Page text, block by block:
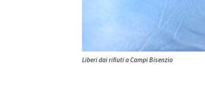
Liberi dai rifiuti a Campi Bisenzio